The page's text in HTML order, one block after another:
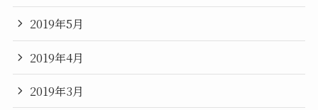
2019年5月
2019年4月
2019年3月